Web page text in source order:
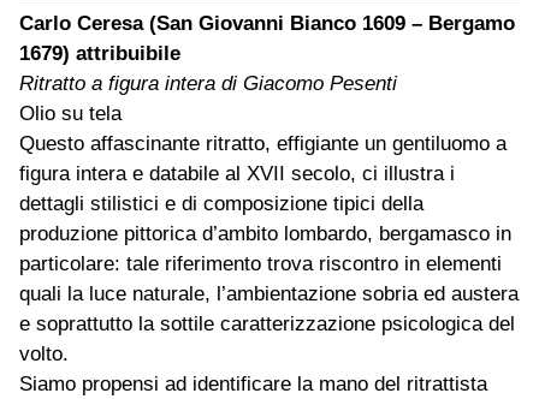
Carlo Ceresa (San Giovanni Bianco 1609 – Bergamo
1679) attribuibile
Ritratto a figura intera di Giacomo Pesenti
Olio su tela
Questo affascinante ritratto, effigiante un gentiluomo a
figura intera e databile al XVII secolo, ci illustra i
dettagli stilistici e di composizione tipici della
produzione pittorica d’ambito lombardo, bergamasco in
particolare: tale riferimento trova riscontro in elementi
quali la luce naturale, l’ambientazione sobria ed austera
e soprattutto la sottile caratterizzazione psicologica del
volto.
Siamo propensi ad identificare la mano del ritrattista